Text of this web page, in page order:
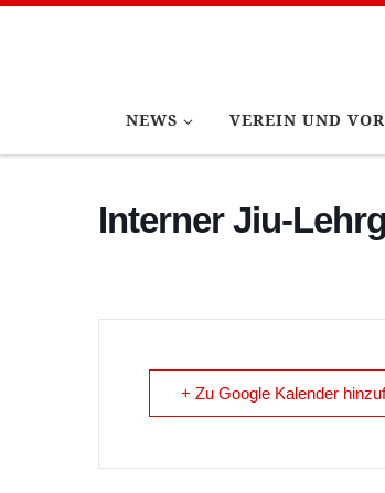
NEWS VEREIN UND
Interner Jiu-
+ Zu Google Kalender